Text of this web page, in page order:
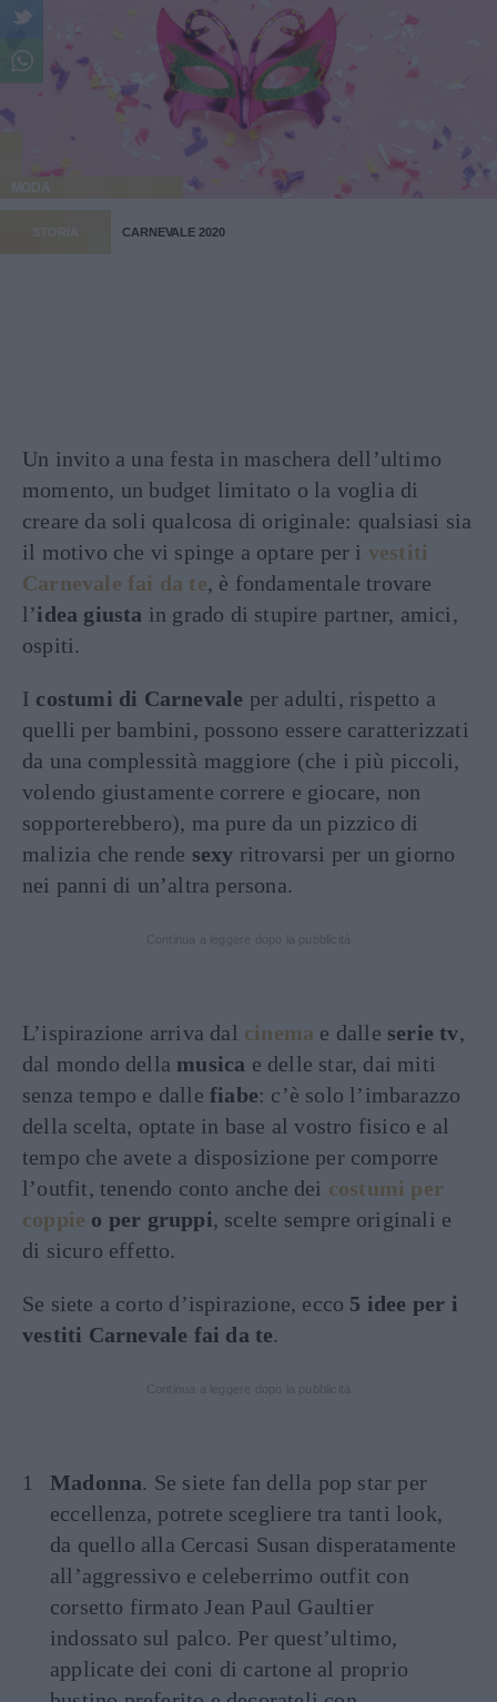
MODA
STORIA CARNEVALE 2020
Un invito a una festa in maschera dell’ultimo
momento, un budget limitato o la voglia di
creare da soli qualcosa di originale: qualsiasi sia
il motivo che vi spinge a optare per i vestiti
Carnevale fai da te, è fondamentale trovare
l’idea giusta in grado di stupire partner, amici,
ospiti.
I costumi di Carnevale per adulti, rispetto a
quelli per bambini, possono essere caratterizzati
da una complessità maggiore (che i più piccoli,
volendo giustamente correre e giocare, non
sopporterebbero), ma pure da un pizzico di
malizia che rende sexy ritrovarsi per un giorno
nei panni di un’altra persona.
L’ispirazione arriva dal cinema e dalle serie tv,
dal mondo della musica e delle star, dai miti
senza tempo e dalle fiabe: c’è solo l’imbarazzo
della scelta, optate in base al vostro fisico e al
tempo che avete a disposizione per comporre
l’outfit, tenendo conto anche dei costumi per
coppie o per gruppi, scelte sempre originali e
di sicuro effetto.
Se siete a corto d’ispirazione, ecco 5 idee per i
vestiti Carnevale fai da te.
Madonna. Se siete fan della pop star per
eccellenza, potrete scegliere tra tanti look,
da quello alla Cercasi Susan disperatamente
all’aggressivo e celeberrimo outfit con
corsetto firmato Jean Paul Gaultier
indossato sul palco. Per quest’ultimo,
applicate dei coni di cartone al proprio